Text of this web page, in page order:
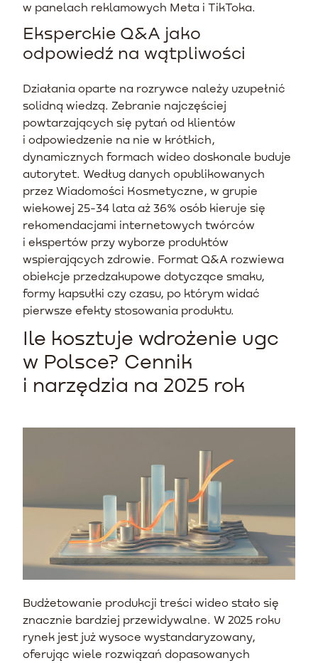
w panelach reklamowych Meta i TikToka.
Eksperckie Q&A jako
odpowiedź na wątpliwości
Działania oparte na rozrywce należy uzupełnić
solidną wiedzą. Zebranie najczęściej
powtarzających się pytań od klientów
i odpowiedzenie na nie w krótkich,
dynamicznych formach wideo doskonale buduje
autorytet. Według danych opublikowanych
przez Wiadomości Kosmetyczne, w grupie
wiekowej 25-34 lata aż 36% osób kieruje się
rekomendacjami internetowych twórców
i ekspertów przy wyborze produktów
wspierających zdrowie. Format Q&A rozwiewa
obiekcje przedzakupowe dotyczące smaku,
formy kapsułki czy czasu, po którym widać
pierwsze efekty stosowania produktu.
Ile kosztuje wdrożenie ugc
w Polsce? Cennik
i narzędzia na 2025 rok
Budżetowanie produkcji treści wideo stało się
znacznie bardziej przewidywalne. W 2025 roku
rynek jest już wysoce wystandaryzowany,
oferując wiele rozwiązań dopasowanych